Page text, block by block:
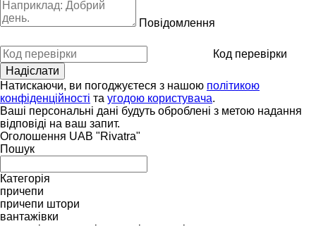
Повідомлення
Код перевірки
Натискаючи, ви погоджуєтеся з нашою політикою
конфіденційності та угодою користувача.
Ваші персональні дані будуть оброблені з метою надання
відповіді на ваш запит.
Оголошення UAB "Rivatra"
Пошук
Категорія
причепи
причепи штори
вантажівки